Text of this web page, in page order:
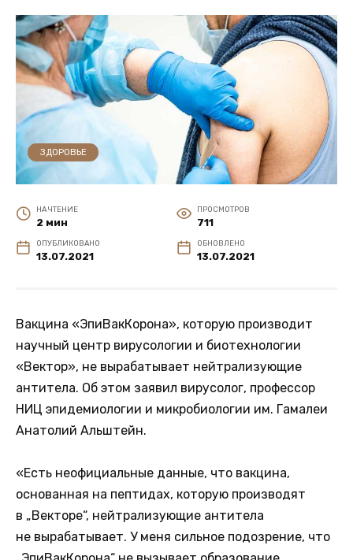
ЗДОРОВЬЕ
НА ЧТЕНИЕ
2 мин
ПРОСМОТРОВ
711
ОПУБЛИКОВАНО
13.07.2021
ОБНОВЛЕНО
13.07.2021
Вакцина «ЭпиВакКорона», которую производит
научный центр вирусологии и биотехнологии
«Вектор», не вырабатывает нейтрализующие
антитела. Об этом заявил вирусолог, профессор
НИЦ эпидемиологии и микробиологии им. Гамалеи
Анатолий Альштейн.
«Есть неофициальные данные, что вакцина,
основанная на пептидах, которую производят
в „Векторе“, нейтрализующие антитела
не вырабатывает. У меня сильное подозрение, что